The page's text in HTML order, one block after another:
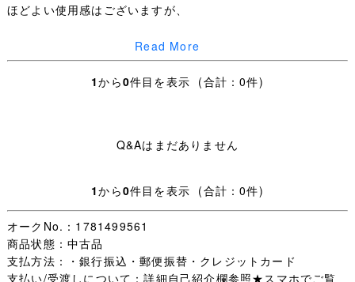
ほどよい使用感はございますが、
特筆するような汚れ・ダメージはありません。
長袖ブラウス：肩幅41cm 身幅52cm 着丈65cm 袖丈
承いただいたこととさせていただきます。
・日々学校生活に使われた制服なので、着用できないほど
の汚れやダメージ以外は記載していません、写真を優先し
・【 評価：新規の方 いたずら入札防止の為 】
Read More
1から0件目を表示 (合計：0件)
Q&Aはまだありません
1から0件目を表示 (合計：0件)
オークNo.：1781499561
商品状態：中古品
支払方法：・銀行振込・郵便振替・クレジットカード
支払い/受渡しについて：詳細自己紹介欄参照★スマホでご覧